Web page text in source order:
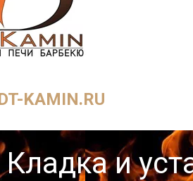
KAMIN.RU
Кладка и